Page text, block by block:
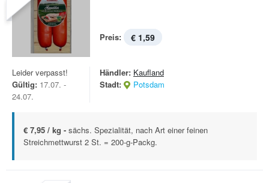
Preis: € 1,59
Leider verpasst!
Gültig: 17.07. -
24.07.
Händler: Kaufland
Stadt:
Potsdam
€ 7,95 / kg - sächs. Spezialität, nach Art einer feinen
Streichmettwurst 2 St. = 200-g-Packg.